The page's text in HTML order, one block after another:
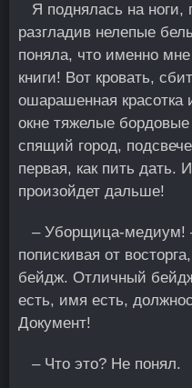
Я поднялась на ноги,
разгладив нелепые
поняла, что именно
книги! Вот кровать,
ошарашенная
окне тяжелые бордовые
спящий город,
первая, как пить дать.
произойдет дальше!
– Уборщица-медиум!
попискивая от
бейдж. Отличный
есть, имя есть,
Документ!
– Что это? Не понял.